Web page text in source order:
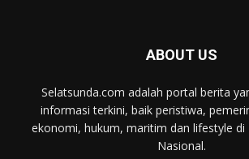
ABOUT US
Selatsunda.com adalah portal berita
informasi terkini, baik peristiwa,
ekonomi, hukum, maritim dan lifestyle di
Nasional.